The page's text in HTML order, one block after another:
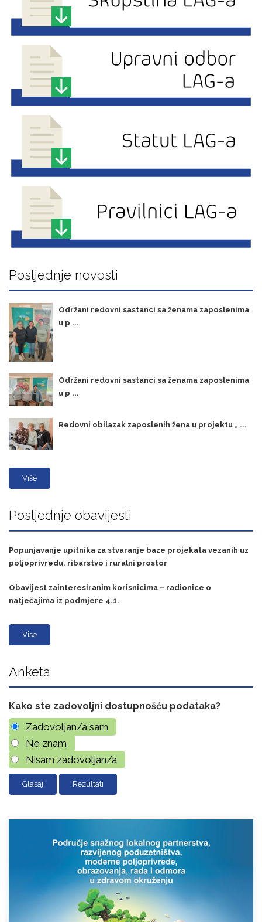
Posljednje novosti
Održani redovni sastanci sa ženama zaposlenima
u p ...
Održani redovni sastanci sa ženama zaposlenima
u p ...
Redovni obilazak zaposlenih žena u projektu „ ...
Više
Posljednje obavijesti
Popunjavanje upitnika za stvaranje baze projekata vezanih uz
poljoprivredu, ribarstvo i ruralni prostor
Obavijest zainteresiranim korisnicima – radionice o
natječajima iz podmjere 4.1.
Više
Anketa
Kako ste zadovoljni dostupnošću podataka?
Zadovoljan/a sam
Ne znam
Nisam zadovoljan/a
Rezultati